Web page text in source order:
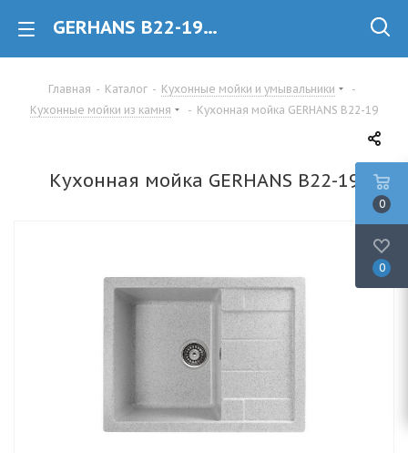
GERHANS B22-19 Кухонная мойка из камня купить в Минске
Главная - Каталог - Кухонные мойки и умывальники
-
Кухонные мойки из камня
- Кухонная мойка GERHANS B22-19
Кухонная мойка GERHANS B22-19
0
0